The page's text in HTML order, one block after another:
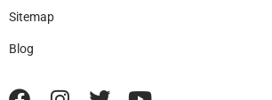
Sitemap
Blog